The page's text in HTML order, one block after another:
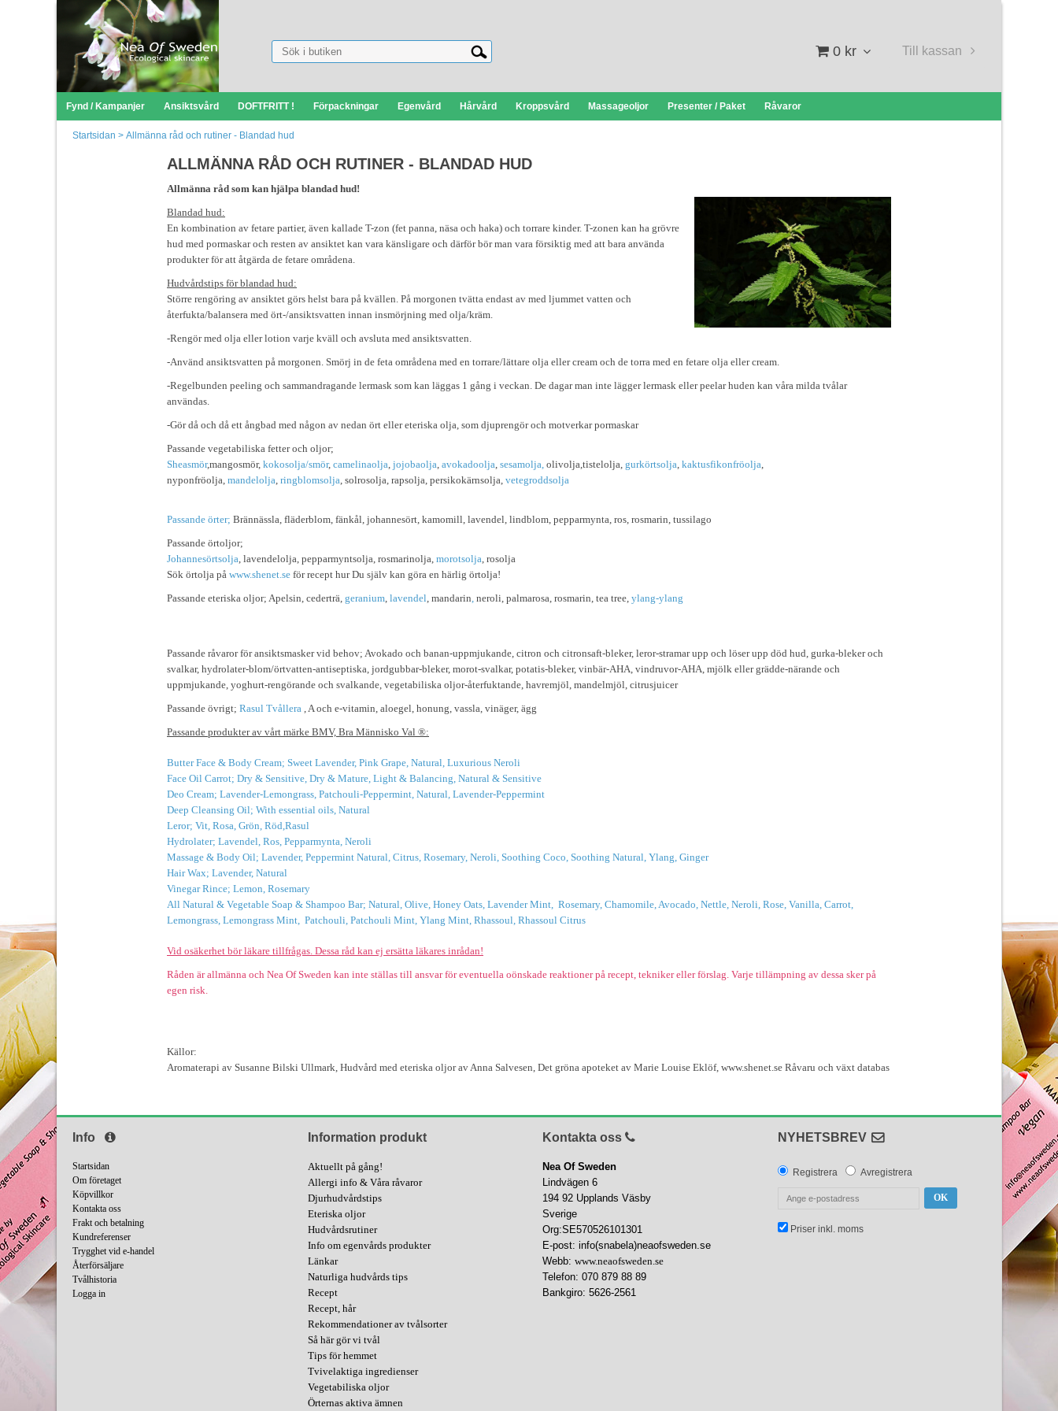
0 kr Till kassan
Fynd / Kampanjer Ansiktsvård DOFTFRITT ! Förpackningar Egenvård Hårvård Kroppsvård Massageoljor Presenter / Paket Råvaror
Startsidan > Allmänna råd och rutiner - Blandad hud
ALLMÄNNA RÅD OCH RUTINER - BLANDAD HUD
Allmänna råd som kan hjälpa blandad hud!
Blandad hud:
En kombination av fetare partier, även kallade T-zon (fet panna, näsa och haka) och torrare kinder. T-zonen kan ha grövre
hud med pormaskar och resten av ansiktet kan vara känsligare och därför bör man vara försiktig med att bara använda
produkter för att åtgärda de fetare områdena.
Hudvårdstips för blandad hud:
Större rengöring av ansiktet görs helst bara på kvällen. På morgonen tvätta endast av med ljummet vatten och
återfukta/balansera med ört-/ansiktsvatten innan insmörjning med olja/kräm.
-Rengör med olja eller lotion varje kväll och avsluta med ansiktsvatten.
-Använd ansiktsvatten på morgonen. Smörj in de feta områdena med en torrare/lättare olja eller cream och de torra med en fetare olja eller cream.
-Regelbunden peeling och sammandragande lermask som kan läggas 1 gång i veckan. De dagar man inte lägger lermask eller peelar huden kan våra milda tvålar
användas.
-Gör då och då ett ångbad med någon av nedan ört eller eteriska olja, som djuprengör och motverkar pormaskar
Passande vegetabiliska fetter och oljor;
Sheasmör,mangosmör, kokosolja/smör, camelinaolja jojobaolja avokadoolja sesamolja, olivolja,tistelolja, gurkörtsolja kaktusfikonfröolja
nyponfröolja, mandelolja ringblomsolja , solrosolja, rapsolja, persikokärnsolja, vetegroddsolja
Passande örter; Brännässla, fläderblom, fänkål, johannesört, kamomill, lavendel, lindblom, pepparmynta, ros, rosmarin, tussilago
Passande örtoljor;
Johannesörtsolja , lavendelolja, pepparmyntsolja, rosmarinolja, morotsolja , rosolja
Sök örtolja på www.shenet.se för recept hur Du själv kan göra en härlig örtolja!
Passande eteriska oljor; Apelsin, cederträ, geranium lavendel mandarin neroli, palmarosa, rosmarin tea tree, ylang-ylang
Passande råvaror för ansiktsmasker vid behov; Avokado och banan-uppmjukande, citron och citronsaft-bleker, leror-stramar upp och löser upp död hud, gurka-bleker och
svalkar, hydrolater-blom/örtvatten-antiseptiska, jordgubbar-bleker, morot-svalkar, potatis-bleker, vinbär-AHA, vindruvor-AHA, mjölk eller grädde-närande och
uppmjukande, yoghurt-rengörande och svalkande, vegetabiliska oljor-återfuktande, havremjöl, mandelmjöl, citrusjuicer
Passande övrigt; Rasul Tvållera , A och e-vitamin, aloegel, honung, vassla, vinäger, ägg
Passande produkter av vårt märke BMV, Bra Människo Val ®:
Butter Face & Body Cream; Sweet Lavender, Pink Grape, Natural, Luxurious Neroli
Face Oil Carrot; Dry & Sensitive, Dry & Mature, Light & Balancing, Natural & Sensitive
Deo Cream; Lavender-Lemongrass, Patchouli-Peppermint, Natural, Lavender-Peppermint
Deep Cleansing Oil; With essential oils, Natural
Leror; Vit, Rosa, Grön, Röd, Rasul
Hydrolater; Lavendel, Ros, Pepparmynta, Neroli
Massage & Body Oil; Lavender, Peppermint Natural, Citrus, Rosemary, Neroli, Soothing Coco, Soothing Natural, Ylang, Ginger
Hair Wax; Lavender, Natural
Vinegar Rince; Lemon, Rosemary
All Natural & Vegetable Soap & Shampoo Bar; Natural, Olive, Honey Oats, Lavender Mint, Rosemary, Chamomile, Avocado, Nettle, Neroli, Rose, Vanilla, Carrot,
Lemongrass, Lemongrass Mint, Patchouli, Patchouli Mint, Ylang Mint, Rhassoul, Rhassoul Citrus
Vid osäkerhet bör läkare tillfrågas. Dessa råd kan ej ersätta läkares inrådan!
Råden är allmänna och Nea Of Sweden kan inte ställas till ansvar för eventuella oönskade reaktioner på recept, tekniker eller förslag. Varje tillämpning av dessa sker på
egen risk.
Källor:
Aromaterapi av Susanne Bilski Ullmark, Hudvård med eteriska oljor av Anna Salvesen, Det gröna apoteket av Marie Louise Eklöf, www.shenet.se Råvaru och växt databas
Info
Startsidan
Om företaget
Köpvillkor
Kontakta oss
Frakt och betalning
Kundreferenser
Trygghet vid e-handel
Återförsäljare
Tvålhistoria
Logga in
Information produkt
Aktuellt på gång!
Allergi info & Våra råvaror
Djurhudvårdstips
Eteriska oljor
Hudvårdsrutiner
Info om egenvårds produkter
Länkar
Naturliga hudvårds tips
Recept
Recept, hår
Rekommendationer av tvålsorter
Så här gör vi tvål
Tips för hemmet
Tvivelaktiga ingredienser
Vegetabiliska oljor
Örternas aktiva ämnen
Kontakta oss
Nea Of Sweden
Lindvägen 6
194 92 Upplands Väsby
Sverige
Org:SE570526101301
E-post: info(snabela)neaofsweden.se
Webb:www.neaofsweden.se
Telefon: 070 879 88 89
Bankgiro: 5626-2561
NYHETSBREV
Registrera Avregistrera
OK
Priser inkl. moms